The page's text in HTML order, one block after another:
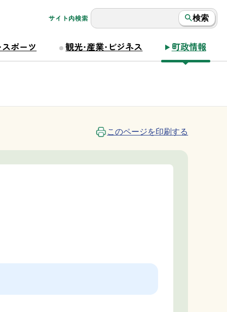
サイト内検索 検索
スポーツ 観光・産業・ビジネス 町政情報
このページを印刷する